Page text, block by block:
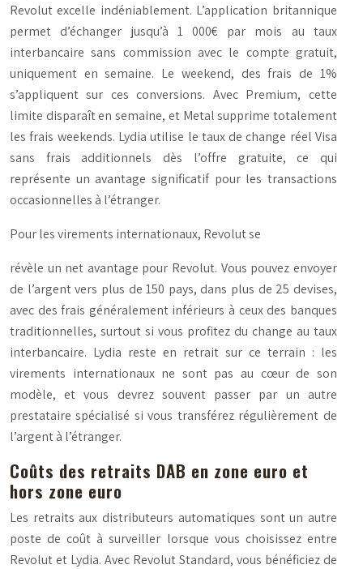
Revolut excelle indéniablement. L’application britannique
permet d’échanger jusqu’à 1 000€ par mois au taux
interbancaire sans commission avec le compte gratuit,
uniquement en semaine. Le weekend, des frais de 1%
s’appliquent sur ces conversions. Avec Premium, cette
limite disparaît en semaine, et Metal supprime totalement
les frais weekends. Lydia utilise le taux de change réel Visa
sans frais additionnels dès l’offre gratuite, ce qui
représente un avantage significatif pour les transactions
occasionnelles à l’étranger.
Pour lesvirements internationaux, Revolut se
révèle un net avantage pour Revolut. Vous pouvez envoyer
de l’argent vers plus de 150 pays, dans plus de 25 devises,
avec des frais généralement inférieurs à ceux des banques
traditionnelles, surtout si vous profitez du change au taux
interbancaire. Lydia reste en retrait sur ce terrain : les
virements internationaux ne sont pas au cœur de son
modèle, et vous devrez souvent passer par un autre
prestataire spécialisé si vous transférez régulièrement de
l’argent à l’étranger.
Coûts des retraits DAB en zone euro et
hors zone euro
Les retraits aux distributeurs automatiques sont un autre
poste de coût à surveiller lorsque vous choisissez entre
Revolut et Lydia. Avec Revolut Standard, vous bénéficiez de